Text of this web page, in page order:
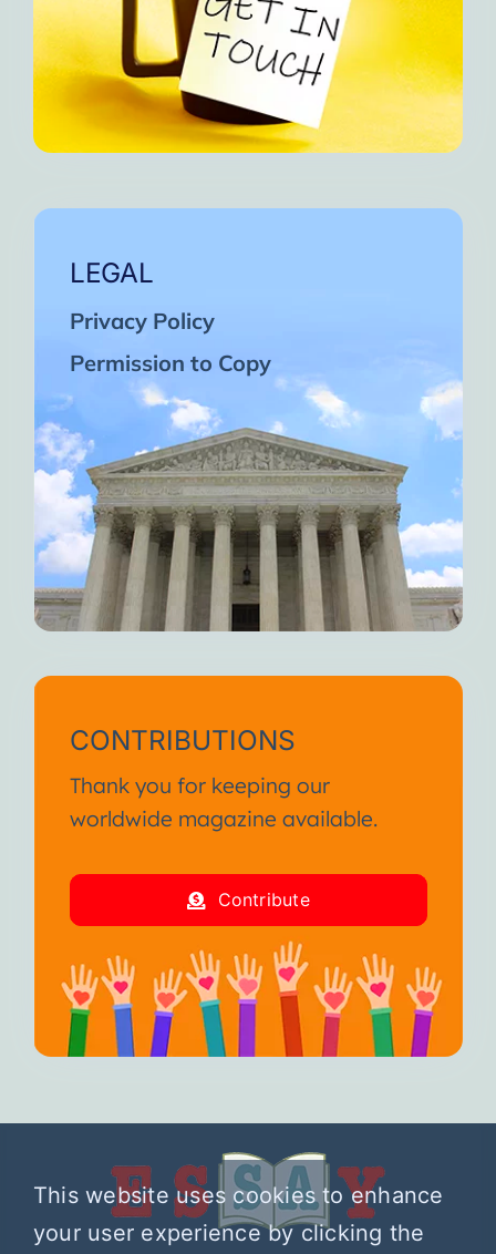
LEGAL
Privacy Policy
Permission to Copy
CONTRIBUTIONS
Thank you for keeping our
worldwide magazine available.
Contribute
This website uses cookies to enhance
your user experience by clicking the